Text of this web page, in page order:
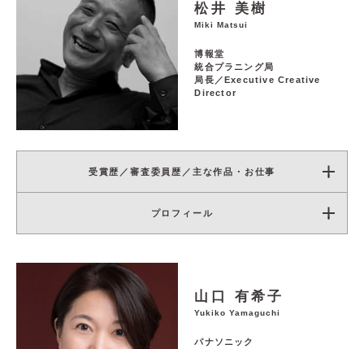
松井 美樹
Miki Matsui
博報堂
統合プラニング局
局長／Executive Creative
Director
受賞歴／審査委員歴／主な作品・お仕事
プロフィール
山口 有希子
Yukiko Yamaguchi
パナソニック